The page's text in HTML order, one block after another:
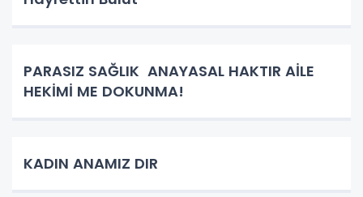
PARASIZ SAĞLIK ANAYASAL HAKTIR AİLE
HEKİMİ ME DOKUNMA!
KADIN ANAMIZ DIR